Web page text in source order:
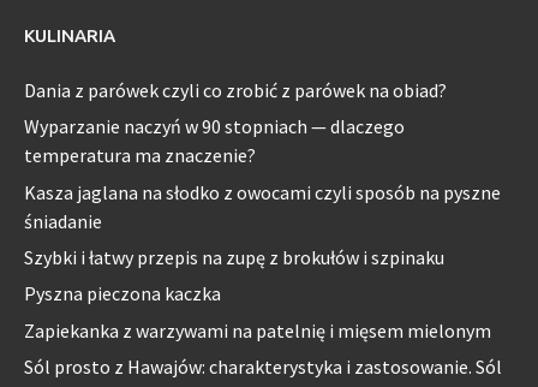
KULINARIA
Dania z parówek czyli co zrobić z parówek na obiad?
Wyparzanie naczyń w 90 stopniach — dlaczego
temperatura ma znaczenie?
Kasza jaglana na słodko z owocami czyli sposób na pyszne
śniadanie
Szybki i łatwy przepis na zupę z brokułów i szpinaku
Pyszna pieczona kaczka
Zapiekanka z warzywami na patelnię i mięsem mielonym
Sól prosto z Hawajów: charakterystyka i zastosowanie. Sól